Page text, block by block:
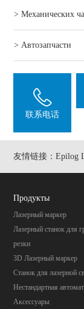
> Механических
> Автозапчасти
联系电话
友情链接：Epilog
Продукты
Лазерный маркер
Лазерный станок для
резки
3D Лазерный маркер
Станок для лазерной
Нестандартная
Аксессуары